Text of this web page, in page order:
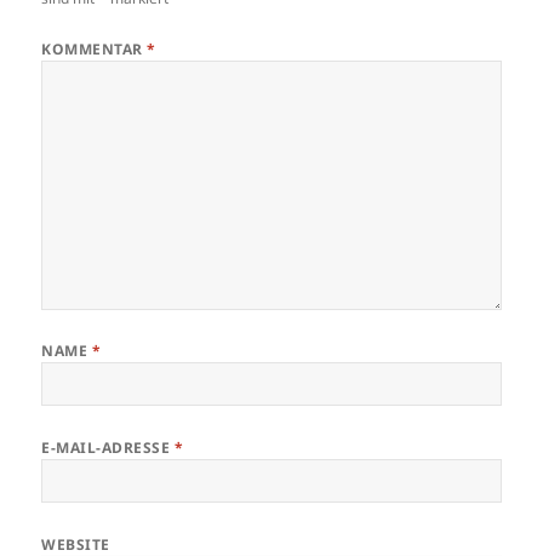
KOMMENTAR*
NAME *
E-MAIL-ADRESSE *
WEBSITE